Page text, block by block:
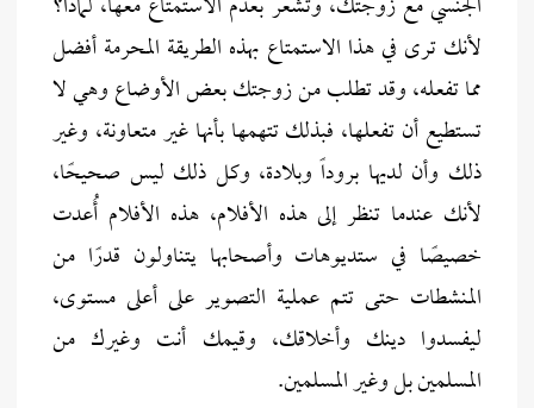
لأنك ترى في هذا الاستمتاع بهذه الطريقة المحرمة أفضل
مما تفعله، وقد تطلب من زوجتك بعض الأوضاع وهي لا
تستطيع أن تفعلها، فبذلك تتهمها بأنها غير متعاونة، وغير
ذلك وأن لديها بروداً وبلادة، وكل ذلك ليس صحيحًا،
لأنك عندما تنظر إلى هذه الأفلام، هذه الأفلام أُعدت
خصيصًا في ستديوهات وأصحابها يتناولون قدرًا من
المنشطات حتى تتم عملية التصوير على أعلى مستوى،
ليفسدوا دينك وأخلاقك، وقيمك أنت وغيرك من
المسلمين بل وغير المسلمين.